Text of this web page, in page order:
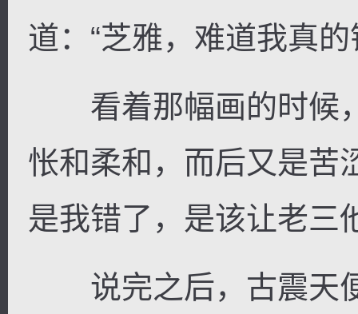
道：“芝雅，难道我真
看着那幅画的时候
怅和柔和，而后又是苦
是我错了，是该让老三
说完之后，古震天